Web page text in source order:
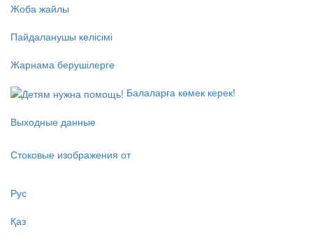
Жоба жайлы
Пайдаланушы келісімі
Жарнама берушілерге
Балаларға көмек керек!
Выходные данные
Стоковые изображения от
Рус
Қаз